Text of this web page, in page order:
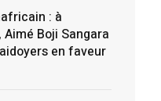
: à
Boji Sangara
en faveur